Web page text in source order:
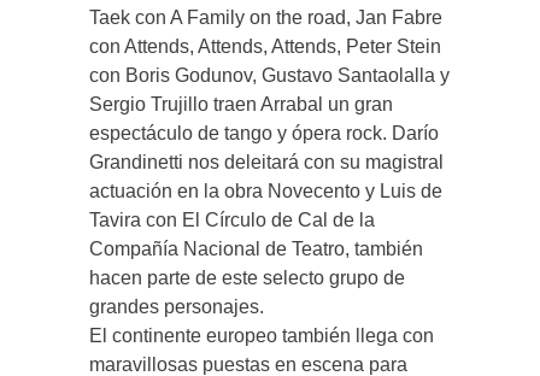
Taek con A Family on the road, Jan Fabre
con Attends, Attends, Attends, Peter Stein
con Boris Godunov, Gustavo Santaolalla y
Sergio Trujillo traen Arrabal un gran
espectáculo de tango y ópera rock. Darío
Grandinetti nos deleitará con su magistral
actuación en la obra Novecento y Luis de
Tavira con El Círculo de Cal de la
Compañía Nacional de Teatro, también
hacen parte de este selecto grupo de
grandes personajes.
El continente europeo también llega con
maravillosas puestas en escena para